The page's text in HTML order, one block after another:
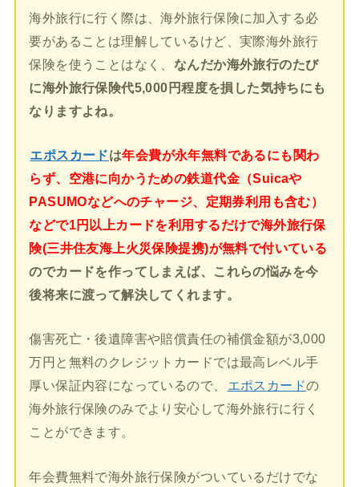
海外旅行に行く際は、海外旅行保険に加入する必
要があることは理解しているけど、実際海外旅行
保険を使うことはなく、 なんだか海外旅行のたび
に海外旅行保険代5,000円程度を損した気持ちにも
なりますよね。
エポスカードは年会費が永年無料であるにも関わ
らず、空港に向かうための鉄道代金（Suicaや
PASUMOなどへのチャージ、定期券利用も含む）
などで1円以上カードを利用するだけで海外旅行保
険(三井住友海上火災保険提携)が無料で付いている
のでカードを作ってしまえば、これらの悩みを今
後将来に渡って解決してくれます。
傷害死亡・後遺障害や賠償責任の補償金額が3,000
万円と無料のクレジットカードでは最高レベル手
厚い保証内容になっているので、
エポスカードの
海外旅行保険のみでより安心して海外旅行に行く
ことができます。
年会費無料で海外旅行保険がついているだけでな